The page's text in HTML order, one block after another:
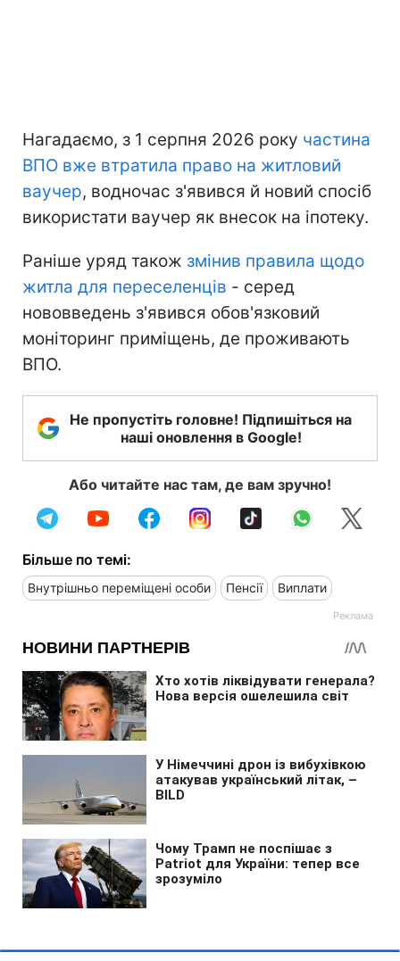
Нагадаємо, з 1 серпня 2026 року частина
ВПО вже втратила право на житловий
ваучер, водночас з'явився й новий спосіб
використати ваучер як внесок на іпотеку.
Раніше уряд також змінив правила щодо
житла для переселенців - серед
нововведень з'явився обов'язковий
моніторинг приміщень, де проживають
ВПО.
Не пропустіть головне! Підпишіться на
наші оновлення в Google!
Або читайте нас там, де вам зручно!
Більше по темі:
Внутрішньо переміщені особи Пенсії Виплати